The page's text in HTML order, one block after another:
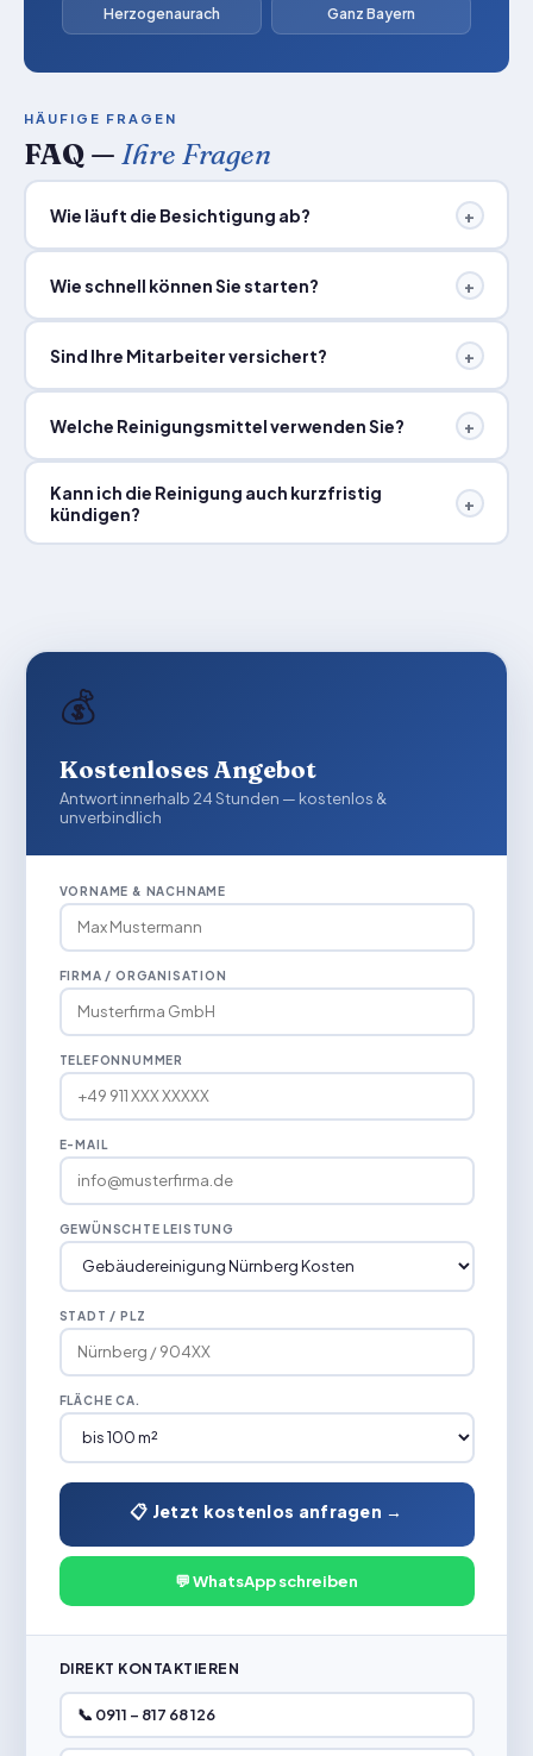
Herzogenaurach Ganz Bayern
HÄUFIGE FRAGEN
FAQ — Ihre Fragen
Wie läuft die Besichtigung ab? +
Wie schnell können Sie starten? +
Sind Ihre Mitarbeiter versichert? +
Welche Reinigungsmittel verwenden Sie? +
Kann ich die Reinigung auch kurzfristig
kündigen?
+
💰
Kostenloses Angebot
Antwort innerhalb 24 Stunden — kostenlos &
unverbindlich
VORNAME & NACHNAME
FIRMA / ORGANISATION
TELEFONNUMMER
E-MAIL
GEWÜNSCHTE LEISTUNG
STADT / PLZ
FLÄCHE CA.
📋 Jetzt kostenlos anfragen →
💬 WhatsApp schreiben
DIREKT KONTAKTIEREN
📞 0911 – 817 68 126